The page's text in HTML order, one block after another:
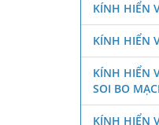
KÍNH HIỂN
KÍNH HIỂN
KÍNH HIỂN
SOI BO
KÍNH HIỂN